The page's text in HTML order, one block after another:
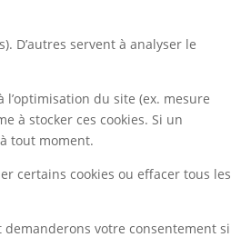
D’autres servent à analyser le
du site (ex. mesure
à stocker ces cookies. Si un
tout moment.
certains cookies ou effacer tous les
votre consentement si